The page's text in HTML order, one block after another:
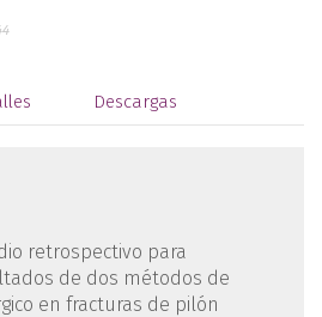
Descargas
retrospectivo para
de dos métodos de
en fracturas de pilón